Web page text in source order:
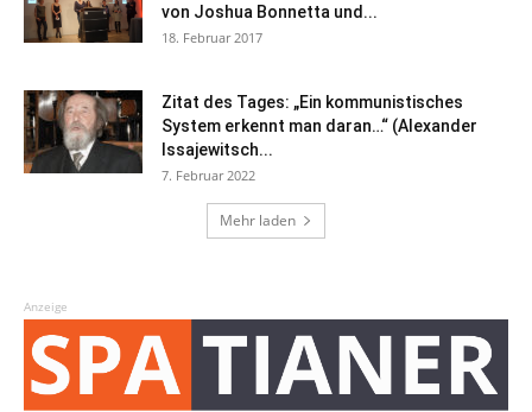
von Joshua Bonnetta und...
18. Februar 2017
Zitat des Tages: „Ein kommunistisches
System erkennt man daran…“ (Alexander
Issajewitsch...
7. Februar 2022
Mehr laden
Anzeige